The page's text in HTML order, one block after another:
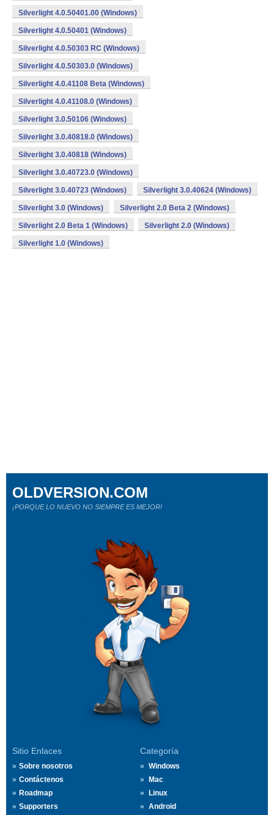
Silverlight 4.0.50401.00 (Windows)
Silverlight 4.0.50401 (Windows)
Silverlight 4.0.50303 RC (Windows)
Silverlight 4.0.50303.0 (Windows)
Silverlight 4.0.41108 Beta (Windows)
Silverlight 4.0.41108.0 (Windows)
Silverlight 3.0.50106 (Windows)
Silverlight 3.0.40818.0 (Windows)
Silverlight 3.0.40818 (Windows)
Silverlight 3.0.40723.0 (Windows)
Silverlight 3.0.40723 (Windows) Silverlight 3.0.40624 (Windows)
Silverlight 3.0 (Windows) Silverlight 2.0 Beta 2 (Windows)
Silverlight 2.0 Beta 1 (Windows) Silverlight 2.0 (Windows)
Silverlight 1.0 (Windows)
Sitio Enlaces
Sobre nosotros
Contáctenos
Roadmap
Supporters
Categoría
Windows
Mac
Linux
Android
OLDVERSION.COM
¡PORQUE LO NUEVO NO SIEMPRE ES MEJOR!